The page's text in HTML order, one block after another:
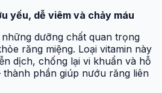
yếu, dễ viêm và chảy máu
dưỡng chất quan trọng
răng miệng. Loại vitamin này
dịch, chống lại vi khuẩn và hỗ
thành phần giúp nướu răng liên